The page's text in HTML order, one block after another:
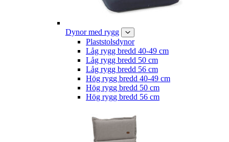
Dynor med rygg
Plaststolsdynor
Låg rygg bredd 40-49 cm
Låg rygg bredd 50 cm
Låg rygg bredd 56 cm
Hög rygg bredd 40-49 cm
Hög rygg bredd 50 cm
Hög rygg bredd 56 cm